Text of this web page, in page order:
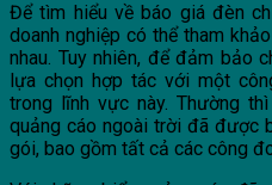
Để tìm hiểu về báo giá đèn
doanh nghiệp có thể tham
nhau. Tuy nhiên, để đảm bảo
lựa chọn hợp tác với một
trong lĩnh vực này. Thường
quảng cáo ngoài trời đã được
gói, bao gồm tất cả các công